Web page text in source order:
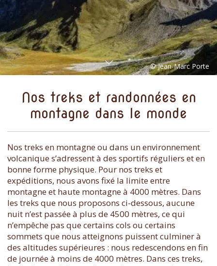
Nos treks et randonnées en
montagne dans le monde
Nos treks en montagne ou dans un environnement
volcanique s’adressent à des sportifs réguliers et en
bonne forme physique. Pour nos treks et
expéditions, nous avons fixé la limite entre
montagne et haute montagne à 4000 mètres. Dans
les treks que nous proposons ci-dessous, aucune
nuit n’est passée à plus de 4500 mètres, ce qui
n’empêche pas que certains cols ou certains
sommets que nous atteignons puissent culminer à
des altitudes supérieures : nous redescendons en fin
de journée à moins de 4000 mètres. Dans ces treks,